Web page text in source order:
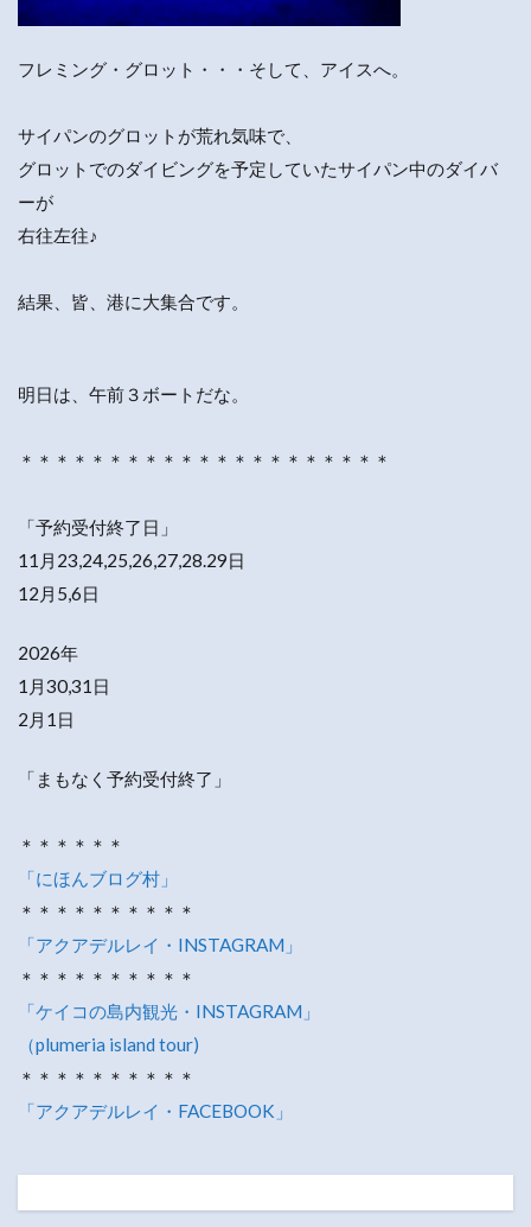
フレミング・グロット・・・そして、アイスへ。
サイパンのグロットが荒れ気味で、
グロットでのダイビングを予定していたサイパン中のダイバ
ーが
右往左往♪
結果、皆、港に大集合です。
明日は、午前３ボートだな。
＊＊＊＊＊＊＊＊＊＊＊＊＊＊＊＊＊＊＊＊＊
「予約受付終了日」
11月23,24,25,26,27,28.29日
12月5,6日
2026年
1月30,31日
2月1日
「まもなく予約受付終了」
＊＊＊＊＊＊
「にほんブログ村」
＊＊＊＊＊＊＊＊＊＊
「アクアデルレイ・INSTAGRAM」
＊＊＊＊＊＊＊＊＊＊
「ケイコの島内観光・INSTAGRAM」
（plumeria island tour)
＊＊＊＊＊＊＊＊＊＊
「アクアデルレイ・FACEBOOK」